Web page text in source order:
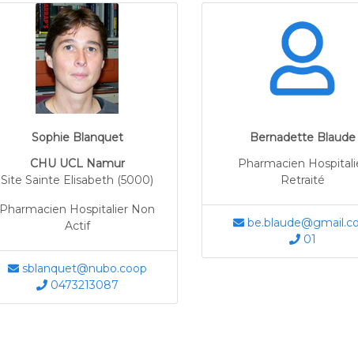
Sophie Blanquet
CHU UCL Namur
Site Sainte Elisabeth (5000)
Pharmacien Hospitalier Non
Actif
sblanquet@nubo.coop
0473213087
Bernadette Blaude
Pharmacien
Retraité
01